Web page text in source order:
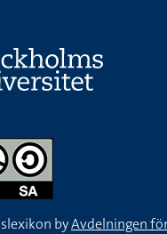
byAvdelningen